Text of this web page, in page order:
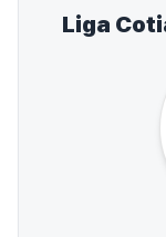
Liga